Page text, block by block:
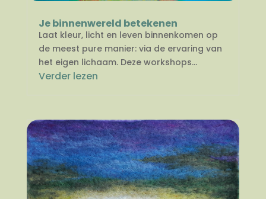
Je binnenwereld betekenen
Laat kleur, licht en leven binnenkomen op
de meest pure manier: via de ervaring van
het eigen lichaam. Deze workshops...
Verder lezen